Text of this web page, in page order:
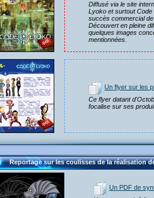
Diffusé via le site
Lyoko et surtout
succès commercial
Découvert en pleine
quelques images
mentionnées.
Un flyer sur les
Ce flyer datant
focalise sur ses
Reportage sur les coulisses de la réalisation
Un PDF de